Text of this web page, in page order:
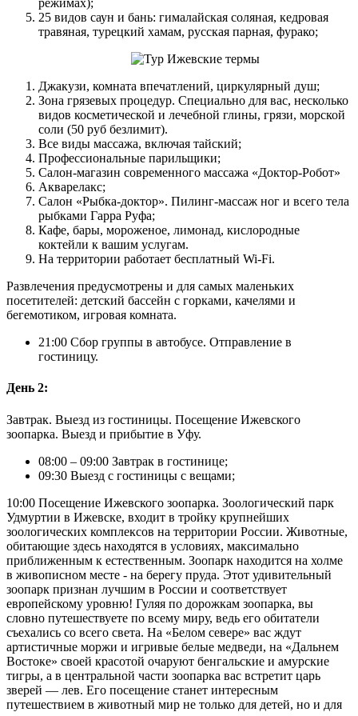
режимах);
25 видов саун и бань: гималайская соляная, кедровая
травяная, турецкий хамам, русская парная, фурако;
Джакузи, комната впечатлений, циркулярный душ;
Зона грязевых процедур. Специально для вас, несколько
видов косметической и лечебной глины, грязи, морской
соли (50 руб безлимит).
Все виды массажа, включая тайский;
Профессиональные парильщики;
Салон-магазин современного массажа «Доктор-Робот»
Акварелакс;
Салон «Рыбка-доктор». Пилинг-массаж ног и всего тела
рыбками Гарра Руфа;
Кафе, бары, мороженое, лимонад, кислородные
коктейли к вашим услугам.
На территории работает бесплатный Wi-Fi.
Развлечения предусмотрены и для самых маленьких
посетителей: детский бассейн с горками, качелями и
бегемотиком, игровая комната.
21:00 Сбор группы в автобусе. Отправление в
гостиницу.
День 2:
Завтрак. Выезд из гостиницы. Посещение Ижевского
зоопарка. Выезд и прибытие в Уфу.
08:00 – 09:00 Завтрак в гостинице;
09:30 Выезд с гостиницы с вещами;
10:00 Посещение Ижевского зоопарка. Зоологический парк
Удмуртии в Ижевске, входит в тройку крупнейших
зоологических комплексов на территории России. Животные,
обитающие здесь находятся в условиях, максимально
приближенным к естественным. Зоопарк находится на холме
в живописном месте - на берегу пруда. Этот удивительный
зоопарк признан лучшим в России и соответствует
европейскому уровню! Гуляя по дорожкам зоопарка, вы
словно путешествуете по всему миру, ведь его обитатели
съехались со всего света. На «Белом севере» вас ждут
артистичные моржи и игривые белые медведи, на «Дальнем
Востоке» своей красотой очаруют бенгальские и амурские
тигры, а в центральной части зоопарка вас встретит царь
зверей — лев. Его посещение станет интересным
путешествием в животный мир не только для детей, но и для